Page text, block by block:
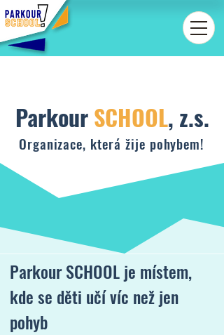
Parkour SCHOOL, z.s.
Organizace, která žije pohybem!
Parkour SCHOOL je místem,
kde se děti učí víc než jen
pohyb